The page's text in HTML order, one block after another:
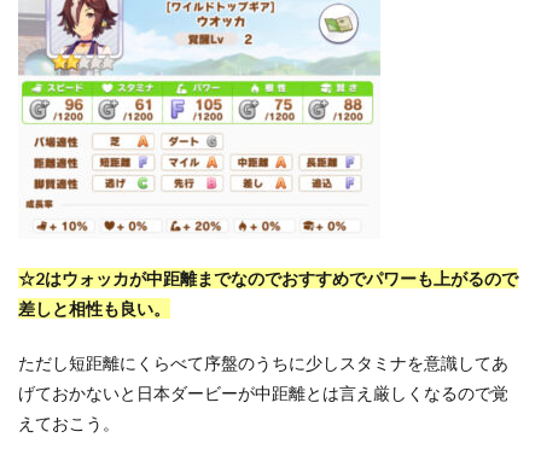
☆2はウォッカが中距離までなのでおすすめでパワーも上がるので
差しと相性も良い。
ただし短距離にくらべて序盤のうちに少しスタミナを意識してあ
げておかないと日本ダービーが中距離とは言え厳しくなるので覚
えておこう。